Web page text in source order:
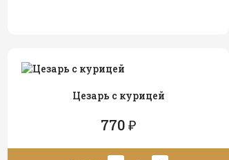
Цезарь с курицей
770 ₽